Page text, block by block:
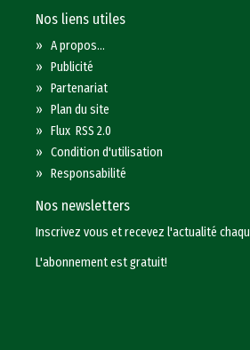
Nos liens utiles
»A propos...
»Publicité
»Partenariat
»Plan du site
»Flux RSS 2.0
»Condition d'utilisation
»Responsabilité
Nos newsletters
Inscrivez vous et recevez l'actualité
L'abonnement est gratuit!